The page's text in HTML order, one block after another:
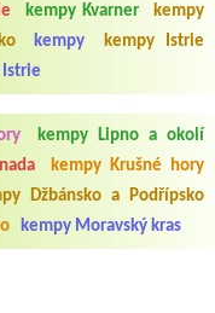
kempy Kvarner
kempy
kempy
kempy Istrie
Istrie
kempy Lipno a okolí
kempy Krušné hory
Džbánsko a Podřípsko
kempy Moravský kras